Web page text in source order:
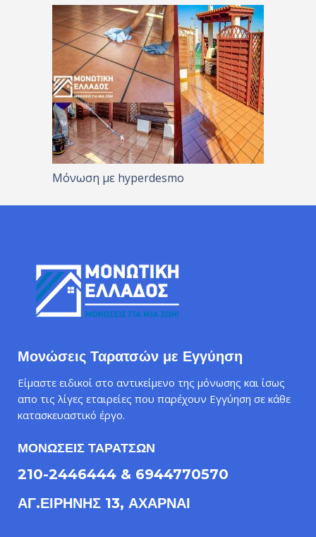
Μόνωση με hyperdesmo
Μονώσεις Ταρατσών με Εγγύηση
Είμαστε ειδικοί στο αντικείμενο της μόνωσης και ίσως
απο τις λίγες εταιρείες που παρέχουν Εγγύηση σε κάθε
κατασκευαστικό έργο.
ΜΟΝΩΣΕΙΣ ΤΑΡΑΤΣΩΝ
210-2446444 & 6944770570
ΑΓ.ΕΙΡΗΝΗΣ 13, ΑΧΑΡΝΑΙ